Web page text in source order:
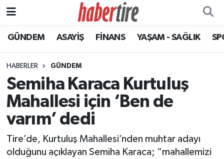
GÜNDEM ASAYİŞ FİNANS YAŞAM - SAĞLIK
HABERLER GÜNDEM
Semiha Karaca Kurtuluş
Mahallesi için ‘Ben de
varım’ dedi
Tire’de, Kurtuluş Mahallesi’nden muhtar adayı
olduğunu açıklayan Semiha Karaca; “mahallemizi
Tire Nöbetçi Eczaneler
Tire Hava Durumu
Tire Trafik Yoğunluk Haritası
Süper Lig Puan Durumu ve Fikstür
Tüm Manşetler